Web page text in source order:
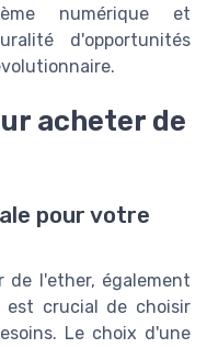
numérique et
d'opportunités
acheter de
pour votre
de l'ether, également
est crucial de choisir
Le choix d'une